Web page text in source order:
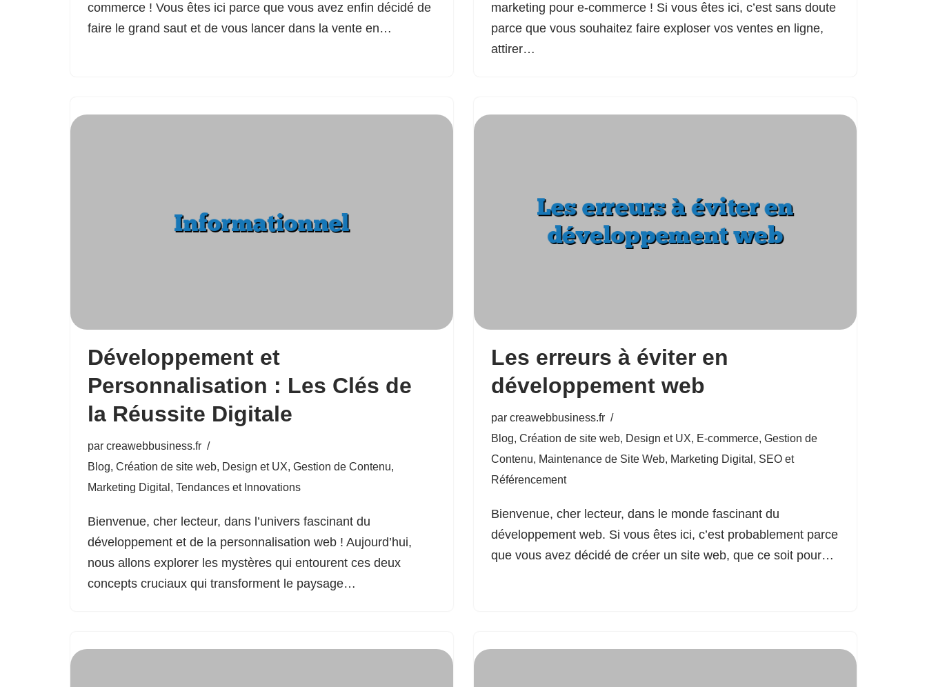
commerce ! Vous êtes ici parce que vous avez enfin décidé de
faire le grand saut et de vous lancer dans la vente en…
marketing pour e-commerce ! Si vous êtes ici, c’est sans doute
parce que vous souhaitez faire exploser vos ventes en ligne,
attirer…
Développement et
Personnalisation : Les Clés de
la Réussite Digitale
par creawebbusiness.fr
Blog, Création de site web, Design et UX, Gestion de Contenu,
Marketing Digital , Tendances et Innovations
Bienvenue, cher lecteur, dans l’univers fascinant du
développement et de la personnalisation web ! Aujourd’hui,
nous allons explorer les mystères qui entourent ces deux
concepts cruciaux qui transforment le paysage…
Les erreurs à éviter en
développement web
par creawebbusiness.fr
Blog, Création de site web, Design et UX, E-commerce, Gestion de
Contenu, Maintenance de Site Web, Marketing Digital , SEO et
Référencement
Bienvenue, cher lecteur, dans le monde fascinant du
développement web. Si vous êtes ici, c’est probablement parce
que vous avez décidé de créer un site web, que ce soit pour…